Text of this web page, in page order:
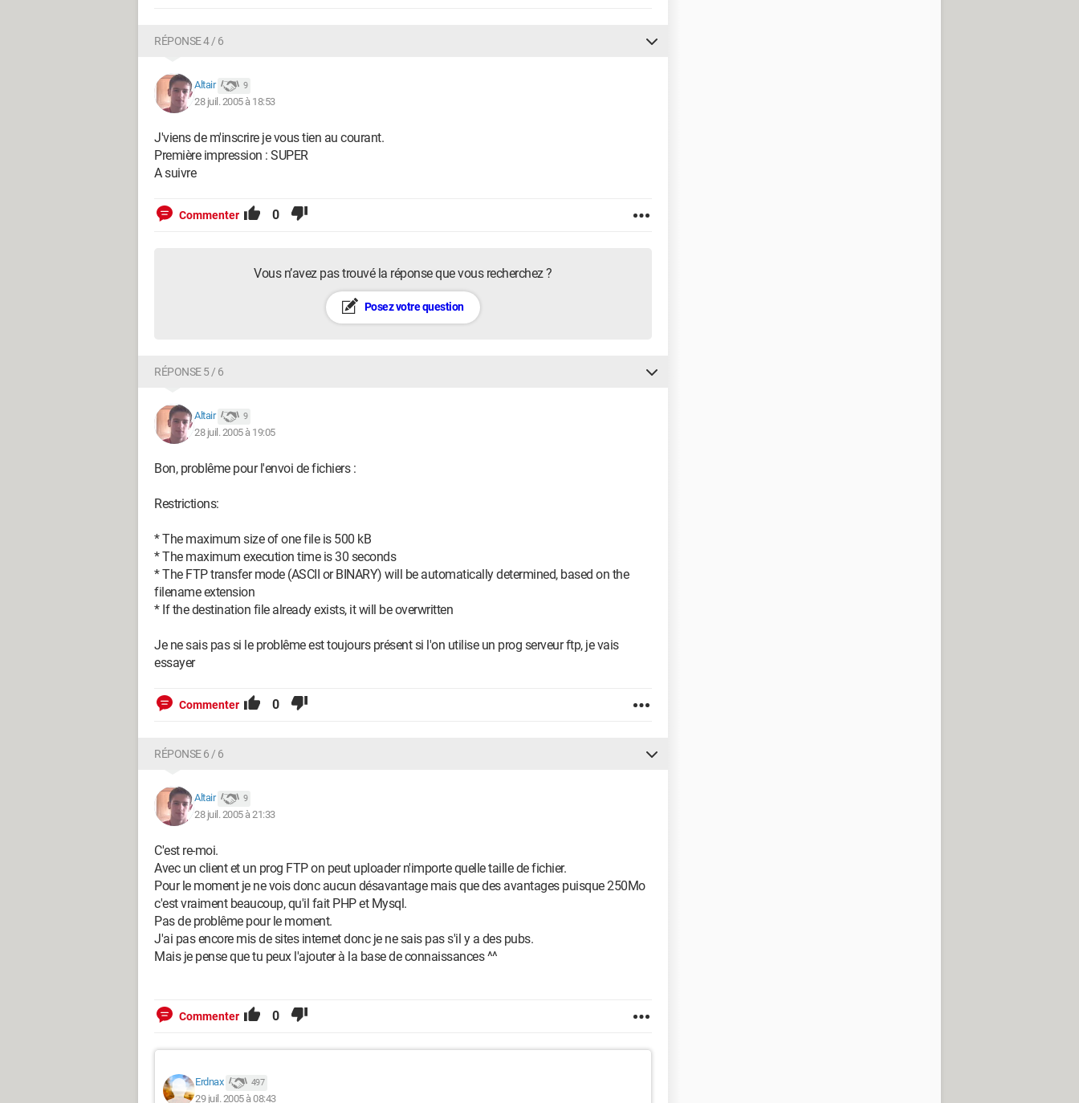
RÉPONSE 4 / 6
Altair 9
28 juil. 2005 à 18:53
J'viens de m'inscrire je vous tien au courant.
Première impression : SUPER
A suivre
Commenter 0
Vous n’avez pas trouvé la réponse que vous recherchez ?
Posez votre question
RÉPONSE 5 / 6
Altair 9
28 juil. 2005 à 19:05
Bon, problême pour l'envoi de fichiers :
Restrictions:
* The maximum size of one file is 500 kB
* The maximum execution time is 30 seconds
* The FTP transfer mode (ASCII or BINARY) will be automatically determined, based on the
filename extension
* If the destination file already exists, it will be overwritten
Je ne sais pas si le problême est toujours présent si l'on utilise un prog serveur ftp, je vais
essayer
Commenter 0
RÉPONSE 6 / 6
Altair 9
28 juil. 2005 à 21:33
C'est re-moi.
Avec un client et un prog FTP on peut uploader n'importe quelle taille de fichier.
Pour le moment je ne vois donc aucun désavantage mais que des avantages puisque 250Mo
c'est vraiment beaucoup, qu'il fait PHP et Mysql.
Pas de problême pour le moment.
J'ai pas encore mis de sites internet donc je ne sais pas s'il y a des pubs.
Mais je pense que tu peux l'ajouter à la base de connaissances ^^
Commenter 0
Erdnax 497
29 juil. 2005 à 08:43